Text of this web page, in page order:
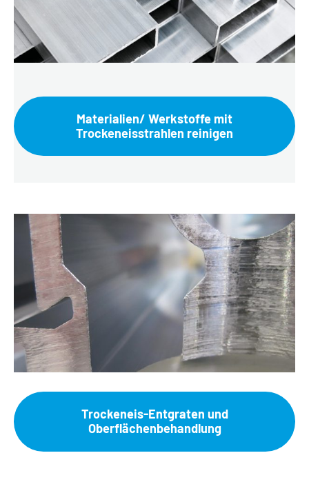
Materialien/ Werkstoffe mit
Trockeneisstrahlen reinigen
Trockeneis-Entgraten und
Oberflächenbehandlung